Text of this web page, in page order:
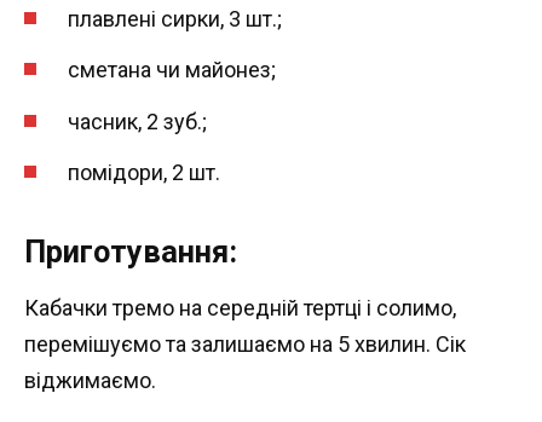
плавлені сирки, 3 шт.;
сметана чи майонез;
часник, 2 зуб.;
помідори, 2 шт.
Приготування:
Кабачки тремо на середній тертці і солимо,
перемішуємо та залишаємо на 5 хвилин. Сік
віджимаємо.